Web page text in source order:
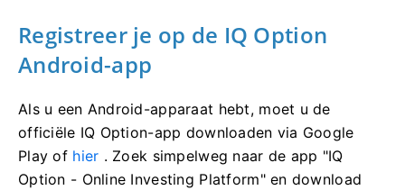
Registreer je op de IQ Option
Android-app
Als u een Android-apparaat hebt, moet u de
officiële IQ Option-app downloaden via Google
Play of hier . Zoek simpelweg naar de app "IQ
Option - Online Investing Platform" en download